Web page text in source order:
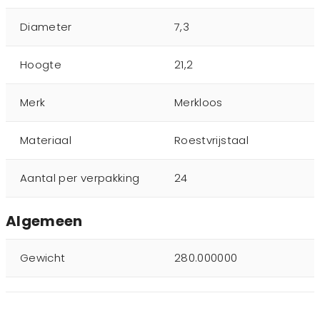
Diameter 7,3
Hoogte 21,2
Merk Merkloos
Materiaal Roestvrijstaal
Aantal per verpakking 24
Algemeen
Gewicht 280.000000